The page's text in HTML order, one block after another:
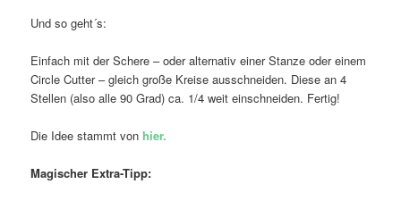
Und so geht´s:
Einfach mit der Schere – oder alternativ einer Stanze oder einem
Circle Cutter – gleich große Kreise ausschneiden. Diese an 4
Stellen (also alle 90 Grad) ca. 1/4 weit einschneiden. Fertig!
Die Idee stammt von hier.
Magischer Extra-Tipp: